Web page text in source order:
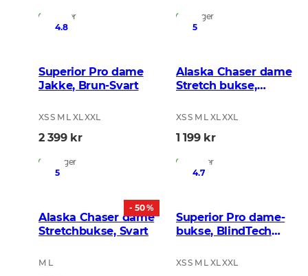
På lager
På lager
4.8
Superior Pro dame
Jakke, Brun-Svart
XS S M L XL XXL
2 399 kr
På lager
5
Alaska Chaser dame
Stretch bukse,
XS S M L XL XXL
1 199 kr
På lager
- 50 %
5
Alaska Chaser dame
Stretchbukse, Svart
M L
4.7
Superior Pro dame-
bukse, BlindTech
XS S M L XL XXL